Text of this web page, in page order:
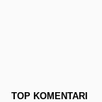
TOP KOMENTARI